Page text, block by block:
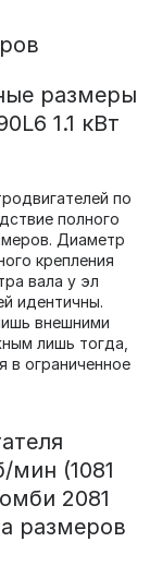
размеры
1.1 кВт
по
полного
Диаметр
крепления
вала у эл
идентичны.
внешними
лишь тогда,
в ограниченное
мин (1081
2081
размеров